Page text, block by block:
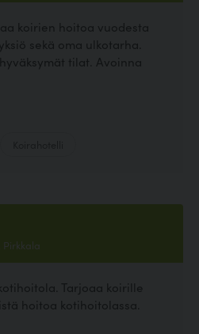
koirien hoitoa vuodesta
sekä oma ulkotarha.
tilat. Avoinna
Pirkkala
Tarjoaa koirille
hoitoa kotihoitolassa.